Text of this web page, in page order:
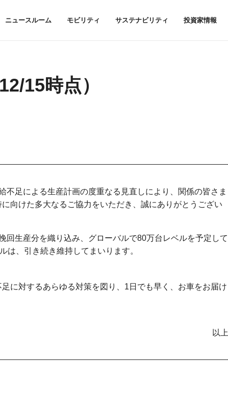
ニュースルーム モビリティ サステナビリティ 投資家情報
12/15時点）
足による生産計画の度重なる見直しにより、関係の皆さま
向けた多大なるご協力をいただき、誠にありがとうござい
回生産分を織り込み、グローバルで80万台レベルを予定して
は、引き続き維持してまいります。
に対するあらゆる対策を図り、1日でも早く、お車をお届け
以上